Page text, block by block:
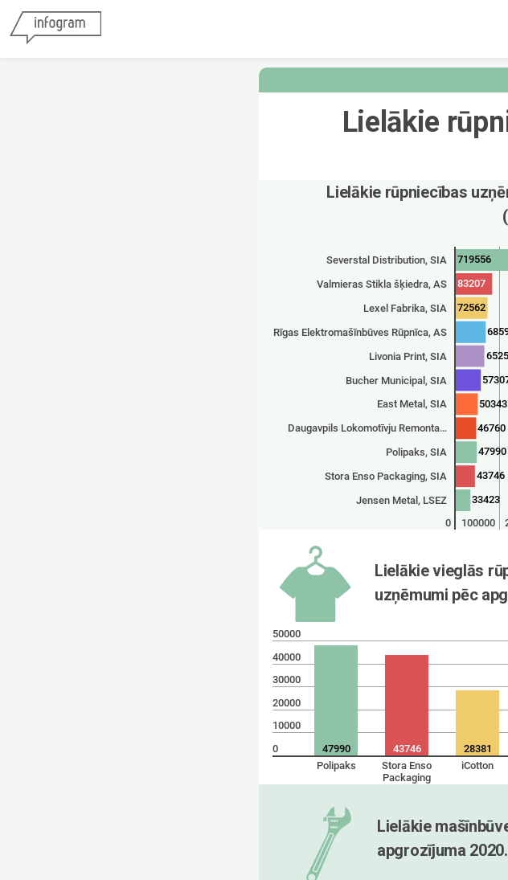
Lielākie
Lielākie rūpniecības
Severstal Distribution, SIA
Valmieras Stikla šķiedra, AS
Lexel Fabrika, SIA
Rīgas Elektromašīnbūves Rūpnīca, AS
Livonia Print, SIA
Bucher Municipal, SIA
East Metal, SIA
Daugavpils Lokomotīvju Remonta…
Polipaks, SIA
Stora Enso Packaging, SIA
Jensen Metal, LSEZ
0 100000
719556
83207
72562
50343
46760
47990
43746
33423
Lielākie vieglās
uzņēmumi pēc
50000
40000
30000
20000
10000
0
Polipaks
Stora Enso
Packaging
iCotton
47990 43746 28381
Lielākie
apgrozījuma